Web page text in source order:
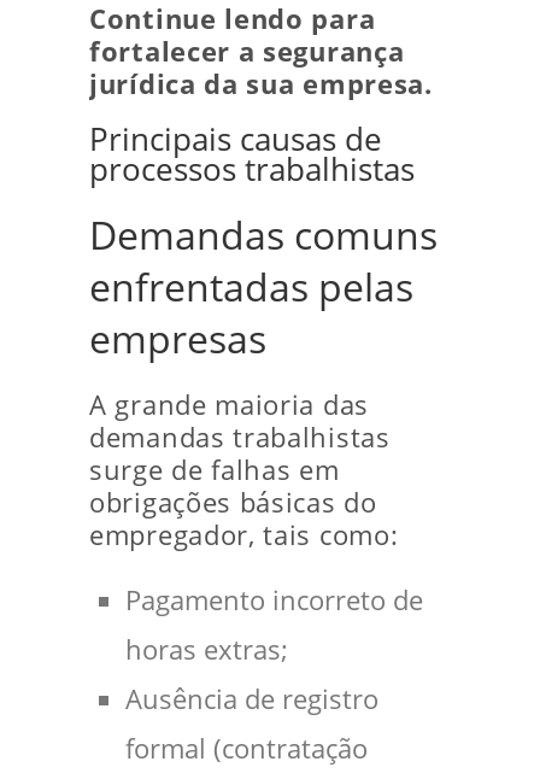
Continue lendo para
fortalecer a segurança
jurídica da sua empresa.
Principais causas de
processos trabalhistas
Demandas comuns
enfrentadas pelas
empresas
A grande maioria das
demandas trabalhistas
surge de falhas em
obrigações básicas do
empregador, tais como:
Pagamento incorreto de
horas extras;
Ausência de registro
formal (contratação